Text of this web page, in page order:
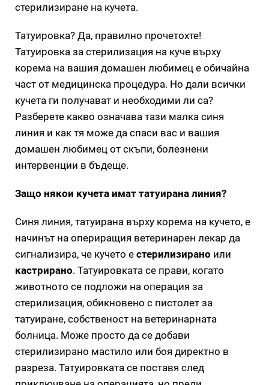
стерилизиране на кучета.
Татуировка? Да, правилно прочетохте!
Татуировка за стерилизация на куче върху
корема на вашия домашен любимец е обичайна
част от медицинска процедура. Но дали всички
кучета ги получават и необходими ли са?
Разберете какво означава тази малка синя
линия и как тя може да спаси вас и вашия
домашен любимец от скъпи, болезнени
интервенции в бъдеще.
Защо някои кучета имат татуирана линия?
Синя линия, татуирана върху корема на кучето, е
начинът на опериращия ветеринарен лекар да
сигнализира, че кучето е стерилизирано или
кастрирано. Татуировката се прави, когато
животното се подложи на операция за
стерилизация, обикновено с пистолет за
татуиране, собственост на ветеринарната
болница. Може просто да се добави
стерилизирано мастило или боя директно в
разреза. Татуировката се поставя след